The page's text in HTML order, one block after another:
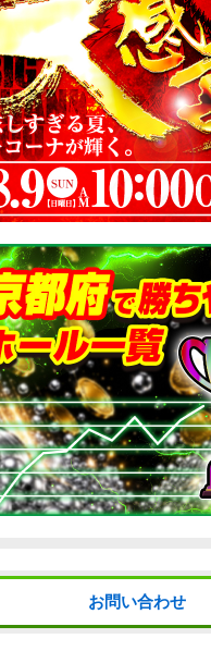
お問い合わせ